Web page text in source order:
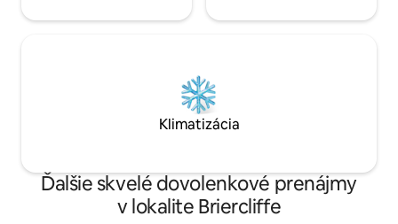
Klimatizácia
Ďalšie skvelé dovolenkové prenájmy
v lokalite Briercliffe